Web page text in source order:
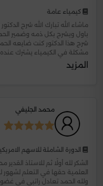
كيمياء عامة
ماشاء الله تبارك الله شرح
باول ويشرح بكل ذمه وضمير
شرح هذا الدكتور كنت ضايعه
مشكلة في الكيمياء يشترك
المزيد
محمد الجليفي
الدورة الشاملة للاسهم
الشكر لله أولًا ثم للاستاذ
العلمية حقها في التعلم لشهور